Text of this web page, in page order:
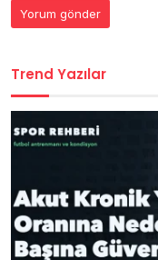
Trend Yazılar